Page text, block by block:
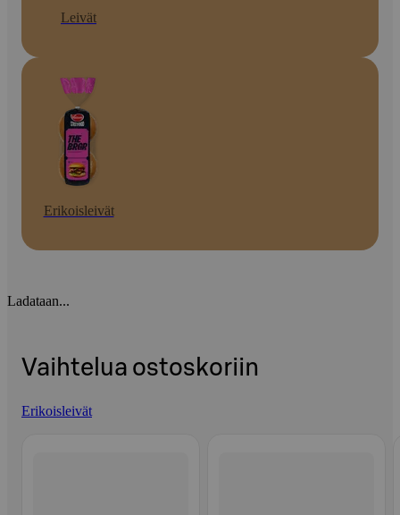
Leivät
Erikoisleivät
Ladataan...
Vaihtelua ostoskoriin
Erikoisleivät